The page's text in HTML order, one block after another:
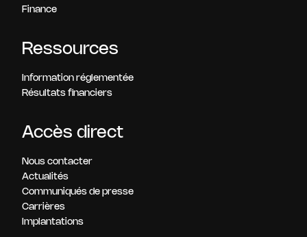
Finance
Ressources
Information réglementée
Résultats financiers
Accès direct
Nous contacter
Actualités
Communiqués de presse
Carrières
Implantations